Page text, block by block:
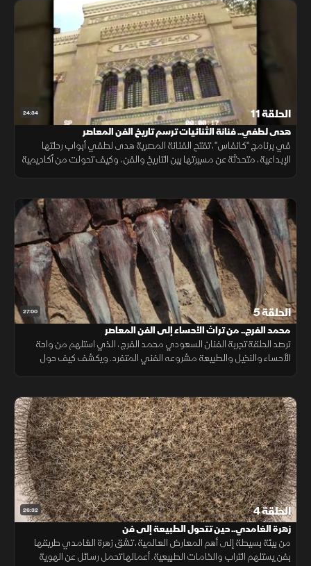
24:34 الحلقة 11
هدى لطفي.. فنانة الثنائيات ترسم تاريخ الفن المعاصر
في برنامج "كانفاس"، تفتح الفنانة المصرية هدى لطفي أبواب رحلتها
الإبداعية، متحدثة عن مسيرتها بين التاريخ والفن، وكيف تحولت من أكاديمية
27:00 الحلقة 5
محمد الفرج.. من تراث الأحساء إلى الفن المعاصر
ترصد الحلقة تجربة الفنان السعودي محمد الفرج، الذي استلهم من واحة
الأحساء والنخيل والطبيعة مشروعه الفني المتفرد. ويكشف كيف حول
26:32 الحلقة 4
زهرة الغامدي.. حين تتحول الطبيعة إلى فن
من بيئة بسيطة إلى أهم المعارض العالمية، تشق زهرة الغامدي طريقها
بفن يستلهم التراب والخامات الطبيعية. أعمالها تحمل رسائل عن الهوية